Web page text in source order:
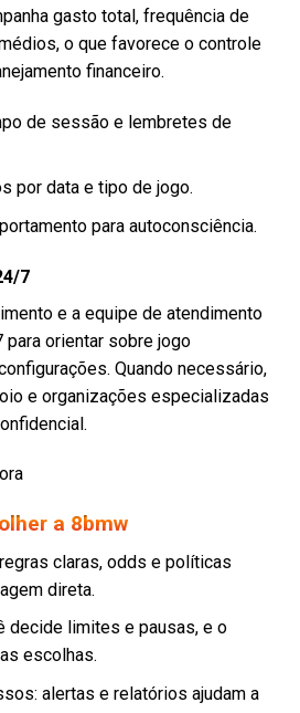
gasto total, frequência de
o que favorece o controle
financeiro.
de sessão e lembretes de
por data e tipo de jogo.
para autoconsciência.
7
e a equipe de atendimento
orientar sobre jogo
Quando necessário,
e organizações especializadas
a 8bmw
claras, odds e políticas
direta.
decide limites e pausas, e o
escolhas.
alertas e relatórios ajudam a